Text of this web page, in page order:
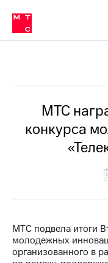
Медиа-центр
и акционерам
Устойчивое развитие
Комплаенс и деловая этика
компании
Карьера
История
компании
Руководство
информация
Контакты
Медиа-центр
Пресс-
в МТС
Пресс-
релизы
о
МТС
конкурса
МТС подвела итоги
молодежных
организованного в